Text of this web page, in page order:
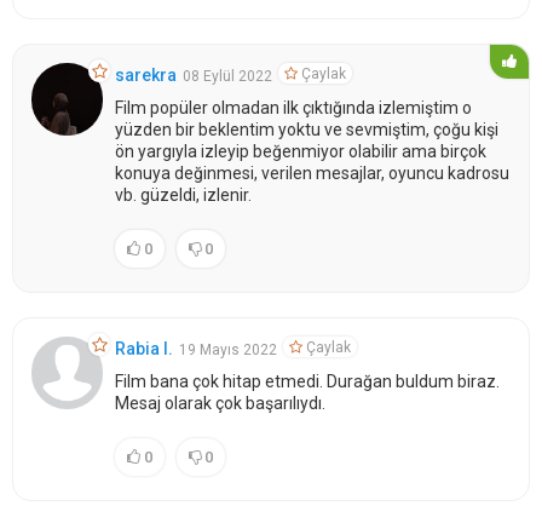
sarekra 08 Eylül 2022 Çaylak
Film popüler olmadan ilk çıktığında izlemiştim o
yüzden bir beklentim yoktu ve sevmiştim, çoğu kişi
ön yargıyla izleyip beğenmiyor olabilir ama birçok
konuya değinmesi, verilen mesajlar, oyuncu kadrosu
vb. güzeldi, izlenir.
0 0
Rabia I. 19 Mayıs 2022 Çaylak
Film bana çok hitap etmedi. Durağan buldum biraz.
Mesaj olarak çok başarılıydı.
0 0